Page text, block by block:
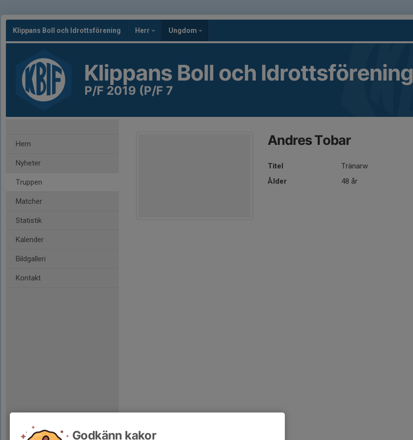
Klippans Boll och Idrottsförening Herr Ungdom
Klippans Boll och Idrottsförening
P/F 2019 (P/F 7
Hem
Nyheter
Truppen
Matcher
Statistik
Kalender
Bildgalleri
Kontakt
Andres Tobar
Titel
Tränarw
Ålder
48 år
Godkänn kakor